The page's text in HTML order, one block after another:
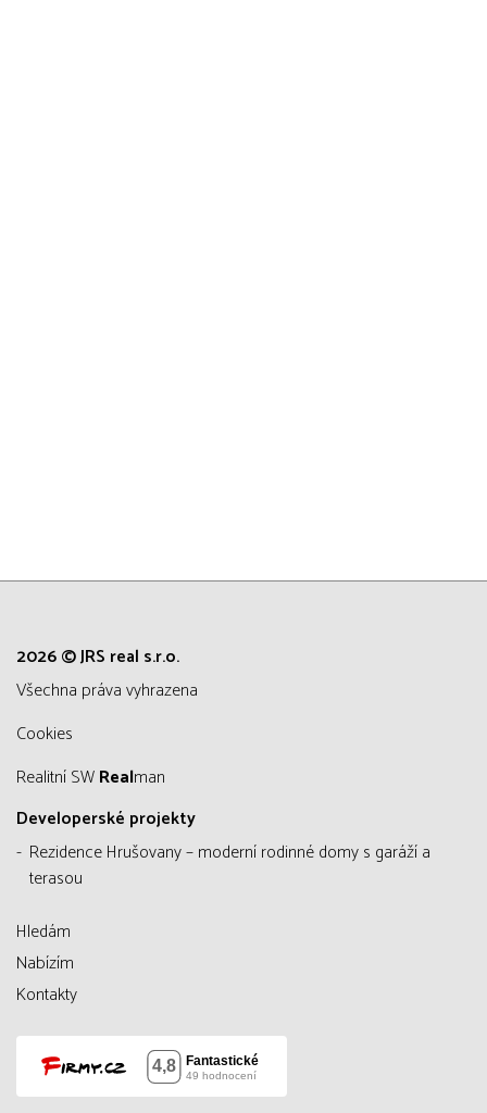
2026 © JRS real s.r.o.
všechna práva vyhrazena
Cookies
Realitní SWRealman
Developerské projekty
Rezidence Hrušovany – moderní rodinné domy s garáží a
terasou
Hledám
Nabízím
Kontakty